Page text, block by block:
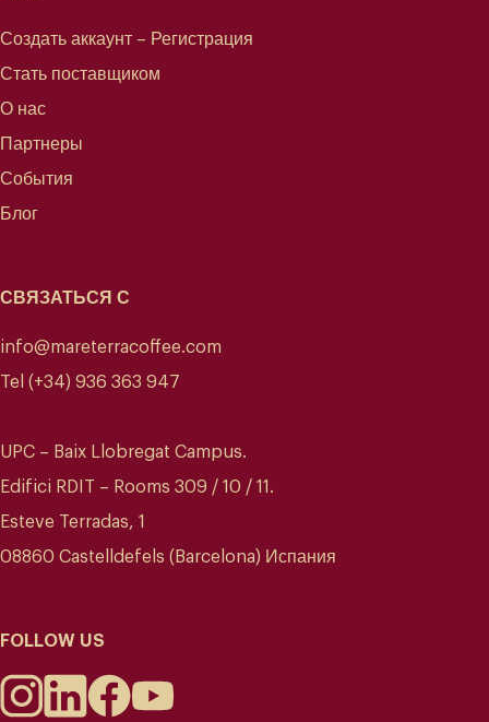
Колумбия
Культура и живописный пейзаж - гордость кофейной аутентичности
Создать аккаунт – Регистрация
Стать поставщиком
О нас
Партнеры
События
Блог
СВЯЗАТЬСЯ С
info@mareterracoffee.com
Tel (+34) 936 363 947
UPC – Baix Llobregat Campus.
Edifici RDIT – Rooms 309 / 10 / 11.
Esteve Terradas, 1
08860 Castelldefels (Barcelona) Испания
FOLLOW US